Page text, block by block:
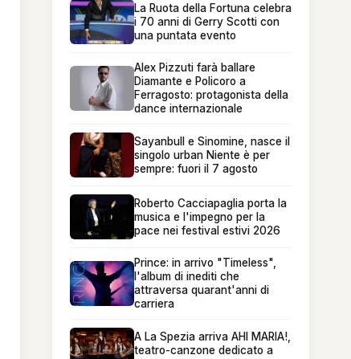
La Ruota della Fortuna celebra
i 70 anni di Gerry Scotti con
una puntata evento
Alex Pizzuti farà ballare
Diamante e Policoro a
Ferragosto: protagonista della
dance internazionale
Sayanbull e Sinomine, nasce il
singolo urban Niente è per
sempre: fuori il 7 agosto
Roberto Cacciapaglia porta la
musica e l'impegno per la
pace nei festival estivi 2026
Prince: in arrivo "Timeless",
l'album di inediti che
attraversa quarant'anni di
carriera
A La Spezia arriva AHI MARIA!,
teatro-canzone dedicato a